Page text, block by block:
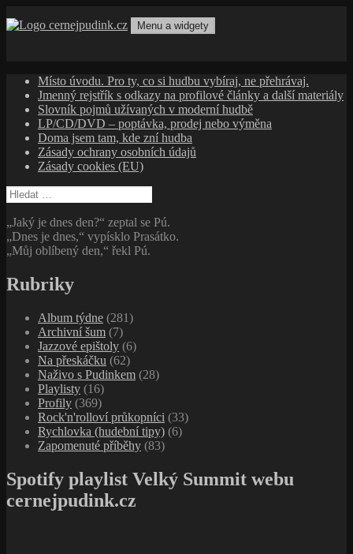
k
Menu a widgety
Místo úvodu. Pro ty, co si hudbu vybíraj, ne přehrávaj.
Jmenný rejstřík s odkazy na profilové články a další materiály
Slovník pojmů užívaných v moderní hudbě
LP/CD/DVD – poptávka, prodej nebo výměna
Doma jsem tam, kde zní hudba
Zásady ochrany osobních údajů
Zásady cookies (EU)
Vyhledávání
„Jaký je dnes den?“ zeptal se Pú.
„Dnes je dnes,“ vypísklo Prasátko.
„Můj oblíbený den,“ řekl Pú.
Rubriky
Album týdne (281)
Archivní šum (7)
Jazzové epištoly (6)
Na přeskáčku (62)
Naživo s Pudinkem (28)
Playlisty (16)
Profily (369)
Rock'n'rolloví průkopníci (33)
Rychlovka (hudební tipy) (6)
Zapomenuté příběhy (83)
Spotify playlist Velký Summit webu
cernejpudink.cz